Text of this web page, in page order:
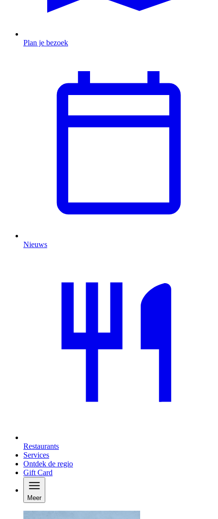
Plan je bezoek
Nieuws
Restaurants
Services
Ontdek de regio
Gift Card
Meer